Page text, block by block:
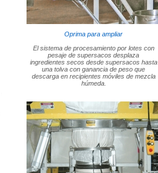
Oprima para ampliar
El sistema de procesamiento por lotes con
pesaje de supersacos desplaza
ingredientes secos desde supersacos hasta
una tolva con ganancia de peso que
descarga en recipientes móviles de mezcla
húmeda.